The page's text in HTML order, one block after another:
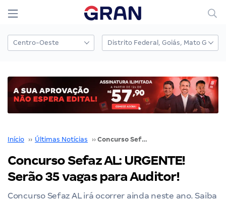
Início ›› Últimas Notícias ›› Concurso Sefaz AL: URGENTE! Serão 35 vagas para Auditor!
Concurso Sefaz AL: URGENTE!
Serão 35 vagas para Auditor!
Concurso Sefaz AL irá ocorrer ainda neste ano. Saiba